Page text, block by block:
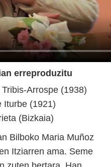
erreproduzitu
Arrospe (1938)
Iturbe (1921)
(Bizkaia)
Bilboko Maria Muñoz
Itziarren ama. Seme